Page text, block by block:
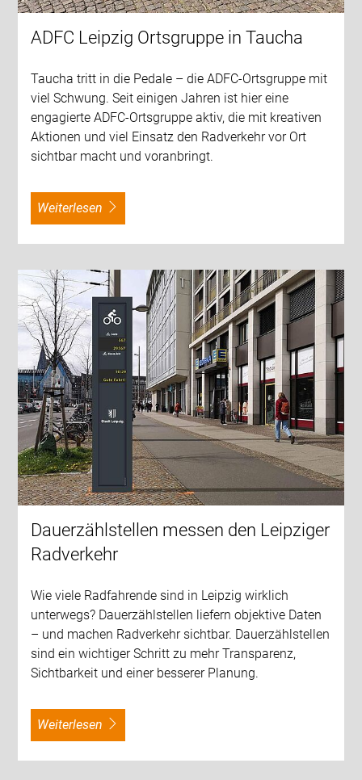
ADFC Leipzig Ortsgruppe in Taucha
Taucha tritt in die Pedale – die ADFC-Ortsgruppe mit
viel Schwung. Seit einigen Jahren ist hier eine
engagierte ADFC-Ortsgruppe aktiv, die mit kreativen
Aktionen und viel Einsatz den Radverkehr vor Ort
sichtbar macht und voranbringt.
weiterlesen
Dauerzählstellen messen den Leipziger
Radverkehr
Wie viele Radfahrende sind in Leipzig wirklich
unterwegs? Dauerzählstellen liefern objektive Daten
– und machen Radverkehr sichtbar. Dauerzählstellen
sind ein wichtiger Schritt zu mehr Transparenz,
Sichtbarkeit und einer besserer Planung.
weiterlesen